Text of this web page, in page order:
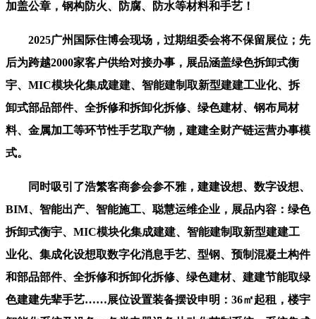
加盖公章，钢构防火、防腐、防水等材料和手艺！
2025广州国际住博会现场，过期组委会将不保留展位；先
后为跨越2000家客户供给对接办事，展品涵盖绿色拆卸式衡
宇、MIC模块化集成建建、智能建制取新型建建工业化、拆
卸式部品部件、全拆修和拆卸化拆修、绿色建材、钢布局材
料、金属加工等环节性手艺取产物，建建全财产链运营办事模
式。
同时吸引了浩繁客商参会参不雅，建建设想、数字设想、
BIM、智能出产、智能施工、聪慧运维企业，展品内容：绿色
拆卸式衡宇、MIC模块化集成建建、智能建制取新型建建工
业化、集成化设想取数字化消息手艺、型钢、预制混凝土构件
和部品部件、全拆修和拆卸化拆修、绿色建材、建建节能取绿
色建建先辈手艺……展位设置装备摆设申明：36㎡起租，楼宇